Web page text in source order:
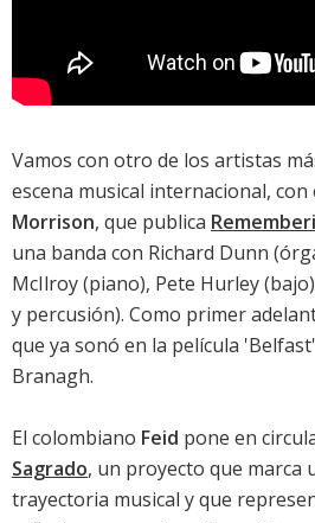
Vamos con otro de los artistas
escena musical internacional,
Morrison, que publica
una banda con Richard Dunn
McIlroy (piano), Pete Hurley
y percusión). Como primer
que ya sonó en la película 'Belfast
Branagh.
El colombiano Feid pone en
Sagrado, un proyecto que marca
trayectoria musical y que